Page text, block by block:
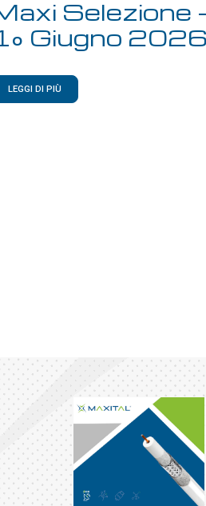
Selezione
Giugno 2026
LEGGI DI PIÙ